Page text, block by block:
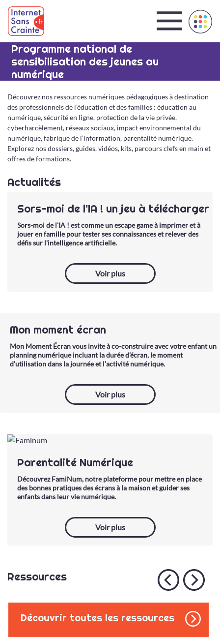
Panneau de gestion des cookies
Programme national de
sensibilisation des jeunes au
numérique
Découvrez nos ressources numériques pédagogiques à destination
des professionnels de l’éducation et des familles : éducation au
numérique, sécurité en ligne, protection de la vie privée,
cyberharcèlement, réseaux sociaux, impact environnemental du
numérique, fabrique de l’information, parentalité numérique.
Explorez nos dossiers, guides, vidéos, kits, parcours clefs en main et
offres de formations.
Actualités
Sors-moi de l'IA ! un jeu à télécharger
Sors-moi de l'IA ! est comme un escape game à imprimer et à
jouer en famille pour tester ses connaissances et relever des
défis sur l'intelligence artificielle.
Voir plus
Mon moment écran
Mon Moment Écran vous invite à co-construire avec votre enfant un
planning numérique incluant la durée d’écran, le moment
d’utilisation dans la journée et l’activité numérique.
Voir plus
Parentalité Numérique
Découvrez FamiNum, notre plateforme pour mettre en place
des bonnes pratiques des écrans à la maison et guider ses
enfants dans leur vie numérique.
Voir plus
Ressources
Découvrir toutes les ressources